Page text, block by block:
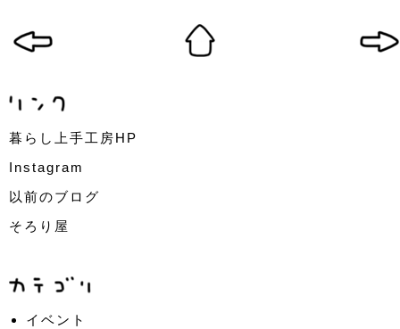
暮らし上手工房HP
Instagram
以前のブログ
そろり屋
イベント